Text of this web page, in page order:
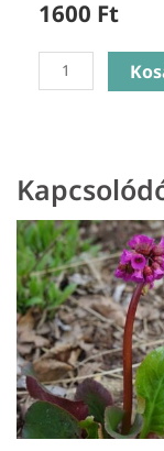
1600 Ft
Monarda
dydima
Méhbalzsam
mennyiség